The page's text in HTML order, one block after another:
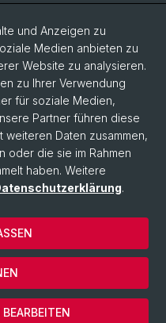
und Anzeigen zu
Medien anbieten zu
Website zu analysieren.
zu Ihrer Verwendung
für soziale Medien,
Partner führen diese
weiteren Daten zusammen,
oder die sie im Rahmen
haben. Weitere
.